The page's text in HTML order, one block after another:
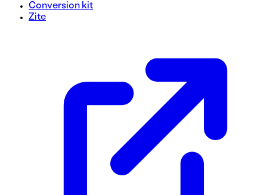
Créez un processus transparent pour recruter des affiliés
des informations essentielles telles que les données
Conversion kit
Zite